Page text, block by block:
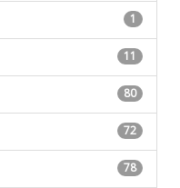
1
11
80
72
78